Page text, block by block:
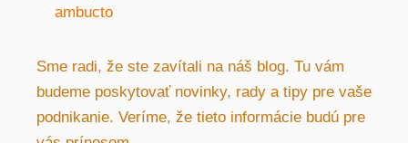
ambucto
Sme radi, že ste zavítali na náš blog. Tu vám
budeme poskytovať novinky, rady a tipy pre vaše
podnikanie. Veríme, že tieto informácie budú pre